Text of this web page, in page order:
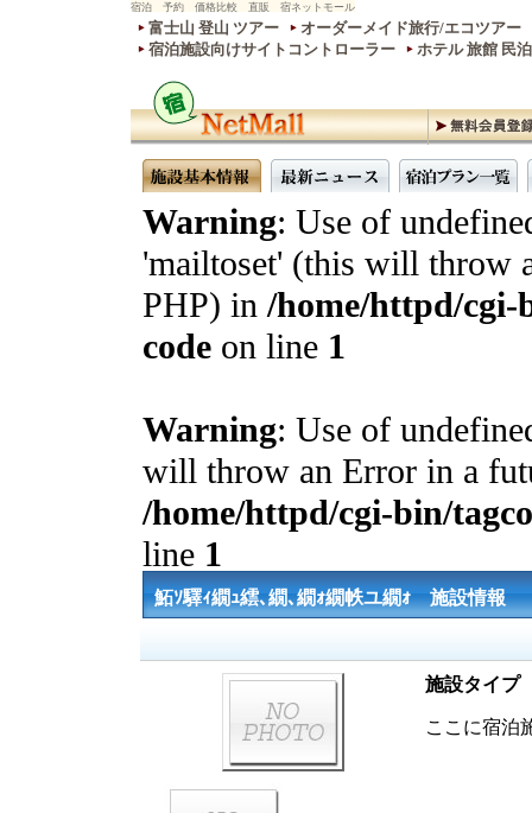
宿泊 予約 価格比較 直販 宿ネットモール
富士山 登山 ツアー
オーダーメイド旅行/エコツアー
宿泊施設向けサイトコントローラー
ホテル 旅館 民
Warning: Use of
'mailtoset' (this will throw
PHP) in/home/httpd/cgi-
code on line 1
Warning: Use of
will throw an Error in a
/home/httpd/cgi-bin/
line 1
鮖ｿ驛ｨ繝ｭ繧､繝､繝ｫ繝帙ユ繝ｫ 施設情報
施設タイプ
ここに宿泊